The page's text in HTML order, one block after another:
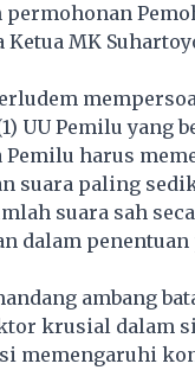
permohonan
Ketua MK
UU Pemilu yang
harus
suara paling
suara sah
dalam
ambang
krusial dalam
memengaruhi